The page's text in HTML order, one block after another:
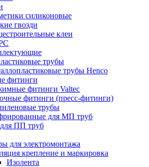
силиконовые
гвозди
клеи
трубы
трубы Henco
фитинги
фитинги Valtec
фитинги (пресс-фитинги)
трубы
для МП труб
ПП труб
для электромонтажа
крепление и маркировка
Изолента